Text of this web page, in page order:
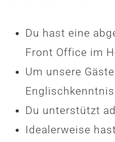
Du hast eine
Front Office im
Um unsere
Du unterstützt
Idealerweise